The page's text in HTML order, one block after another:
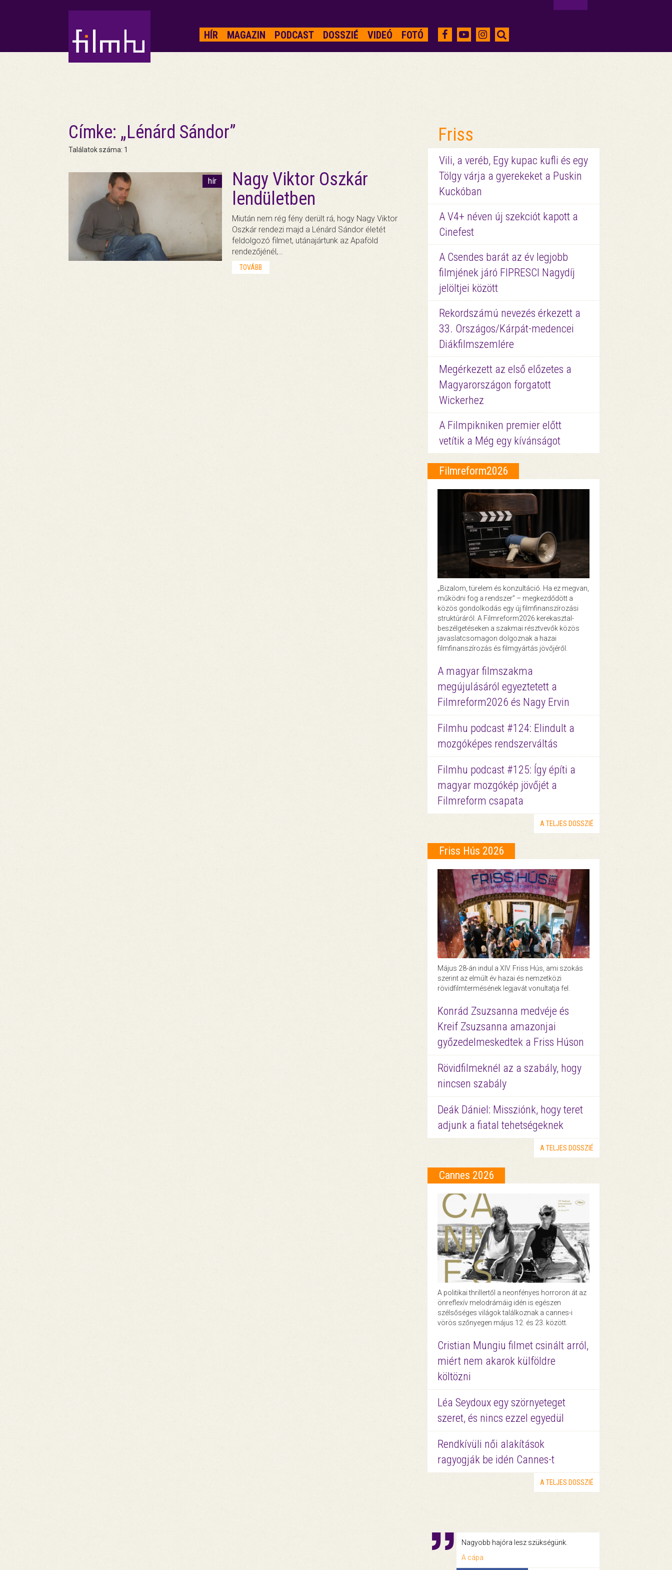
HÍR MAGAZIN PODCAST DOSSZIÉ VIDEÓ FOTÓ
Címke: „Lénárd Sándor”
Találatok száma: 1
hír
Nagy Viktor Oszkár
lendületben
Miután nem rég fény derült rá, hogy Nagy Viktor
Oszkár rendezi majd a Lénárd Sándor életét
feldolgozó filmet, utánajártunk az Apaföld
rendezőjénél,…
TOVÁBB
Friss
Vili, a veréb, Egy kupac kufli és egy
Tölgy várja a gyerekeket a Puskin
Kuckóban
A V4+ néven új szekciót kapott a
Cinefest
A Csendes barát az év legjobb
filmjének járó FIPRESCI Nagydíj
jelöltjei között
Rekordszámú nevezés érkezett a
33. Országos/Kárpát-medencei
Diákfilmszemlére
Megérkezett az első előzetes a
Magyarországon forgatott
Wickerhez
A Filmpikniken premier előtt
vetítik a Még egy kívánságot
Filmreform2026
„Bizalom, türelem és konzultáció. Ha ez megvan,
működni fog a rendszer” – megkezdődött a
közös gondolkodás egy új filmfinanszírozási
struktúráról. A Filmreform2026 kerekasztal-
beszélgetéseken a szakmai résztvevők közös
javaslatcsomagon dolgoznak a hazai
filmfinanszírozás és filmgyártás jövőjéről.
A magyar filmszakma
megújulásáról egyeztetett a
Filmreform2026 és Nagy Ervin
Filmhu podcast #124: Elindult a
mozgóképes rendszerváltás
Filmhu podcast #125: Így építi a
magyar mozgókép jövőjét a
Filmreform csapata
A TELJES DOSSZIÉ
Friss Hús 2026
Május 28-án indul a XIV. Friss Hús, ami szokás
szerint az elmúlt év hazai és nemzetközi
rövidfilmtermésének legjavát vonultatja fel.
Konrád Zsuzsanna medvéje és
Kreif Zsuzsanna amazonjai
győzedelmeskedtek a Friss Húson
Rövidfilmeknél az a szabály, hogy
nincsen szabály
Deák Dániel: Missziónk, hogy teret
adjunk a fiatal tehetségeknek
A TELJES DOSSZIÉ
Cannes 2026
A politikai thrillertől a neonfényes horroron át az
önreflexív melodrámáig idén is egészen
szélsőséges világok találkoznak a cannes-i
vörös szőnyegen május 12. és 23. között.
Cristian Mungiu filmet csinált arról,
miért nem akarok külföldre
költözni
Léa Seydoux egy szörnyeteget
szeret, és nincs ezzel egyedül
Rendkívüli női alakítások
ragyogják be idén Cannes-t
A TELJES DOSSZIÉ
Nagyobb hajóra lesz szükségünk.
A cápa